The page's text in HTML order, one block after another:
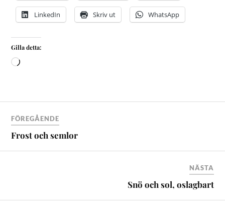
LinkedIn Skriv ut WhatsApp
Gilla detta:
FÖREGÅENDE
Frost och semlor
NÄSTA
Snö och sol, oslagbart